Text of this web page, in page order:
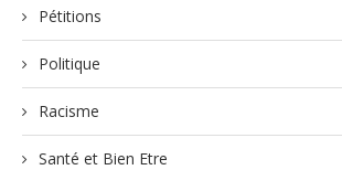
Pétitions
Politique
Racisme
Santé et Bien Etre